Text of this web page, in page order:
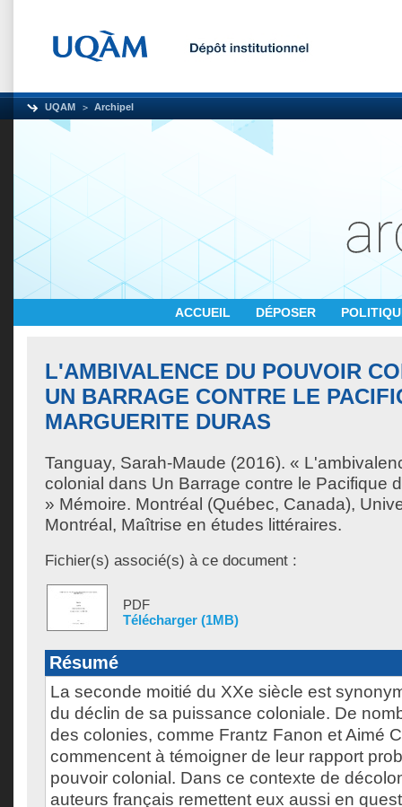
UQAM Archipel
ACCUEIL DÉPOSER
L'AMBIVALENCE DU POUVOIR
UN BARRAGE CONTRE LE
MARGUERITE DURAS
Tanguay, Sarah-Maude (2016). «
colonial dans Un Barrage contre le Pacifique
» Mémoire. Montréal (Québec, Canada),
Montréal, Maîtrise en études littéraires.
Fichier(s) associé(s) à ce document :
PDF
Télécharger (1MB)
Résumé
La seconde moitié du XXe siècle est
du déclin de sa puissance coloniale. De
des colonies, comme Frantz Fanon et Aimé
commencent à témoigner de leur rapport
pouvoir colonial. Dans ce contexte de
auteurs français remettent eux aussi en